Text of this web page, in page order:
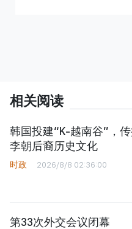
相关阅读
韩国投建“K-越南谷”，
李朝后裔历史文化
时政 2026/8/8 02:36:00
第33次外交会议闭幕